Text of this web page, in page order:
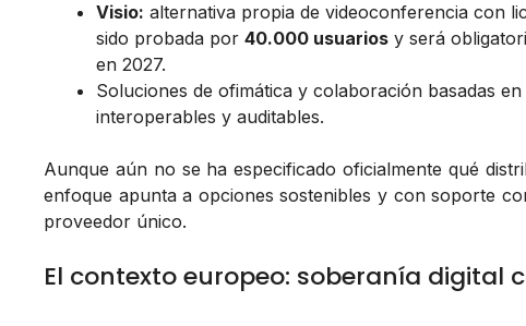
Visio: alternativa propia de videoconferencia con
sido probada por 40.000 usuarios y será
en 2027.
Soluciones de ofimática y colaboración basadas
interoperables y auditables.
Aunque aún no se ha especificado oficialmente qué
enfoque apunta a opciones sostenibles y con soporte
proveedor único.
El contexto europeo: soberanía digital